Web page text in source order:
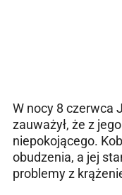
W nocy 8 czerwca
zauważył, że z
niepokojącego.
obudzenia, a jej
problemy z